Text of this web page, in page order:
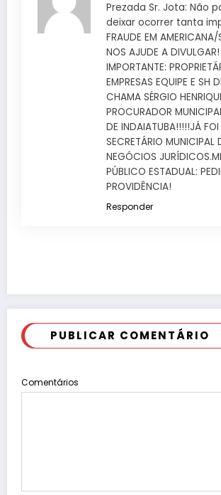
Prezada Sr. Jota: Não
deixar ocorrer tanta
FRAUDE EM AMERICANA/
NOS AJUDE A DIVULGAR!
IMPORTANTE:
EMPRESAS EQUIPE E SH
CHAMA SÉRGIO
PROCURADOR
DE INDAIATUBA!!!!!JÁ FOI
SECRETÁRIO MUNICIPAL
NEGÓCIOS
PÚBLICO ESTADUAL:
PROVIDÊNCIA!
Responder
PUBLICAR COMENTÁRIO
Comentários